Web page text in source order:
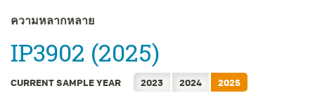
FRANÇAIS
한국어
简体中文
ความหลากหลาย
IP3902 (2025)
CURRENT SAMPLE YEAR 2023 2024 2025